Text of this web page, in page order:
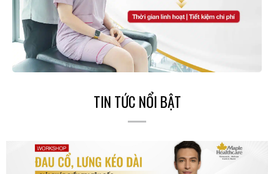
TIN TỨC NỔI BẬT